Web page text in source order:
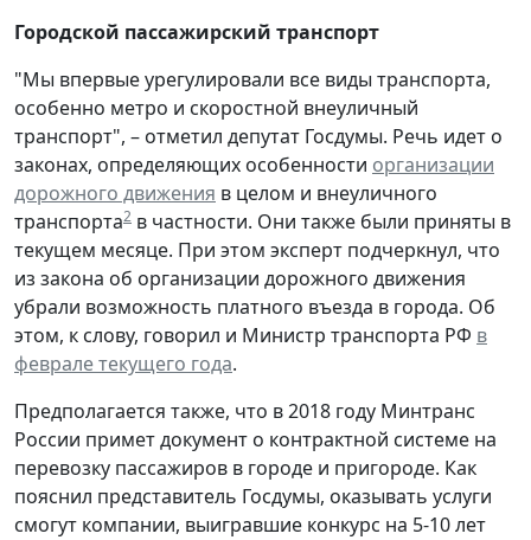
Городской пассажирский транспорт
"Мы впервые урегулировали все виды транспорта,
особенно метро и скоростной внеуличный
транспорт", – отметил депутат Госдумы. Речь идет о
законах, определяющих особенности организации
дорожного движения в целом и внеуличного
транспорта2 в частности. Они также были приняты в
текущем месяце. При этом эксперт подчеркнул, что
из закона об организации дорожного движения
убрали возможность платного въезда в города. Об
этом, к слову, говорил и Министр транспорта РФ в
феврале текущего года.
Предполагается также, что в 2018 году Минтранс
России примет документ о контрактной системе на
перевозку пассажиров в городе и пригороде. Как
пояснил представитель Госдумы, оказывать услуги
смогут компании, выигравшие конкурс на 5-10 лет